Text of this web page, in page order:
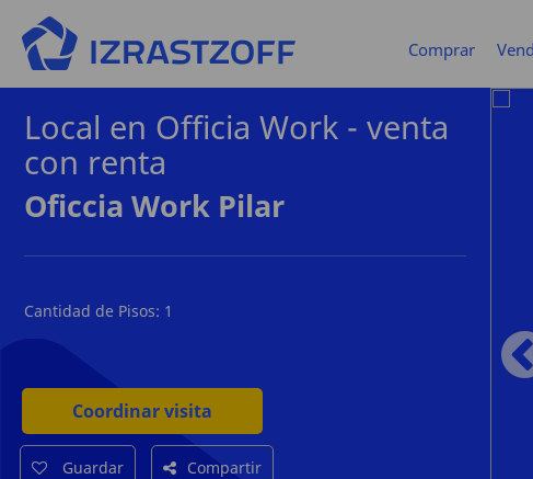
Comprar
Local en Officia Work - venta
con renta
Oficcia Work Pilar
Cantidad de Pisos: 1
Coordinar visita
Guardar Compartir